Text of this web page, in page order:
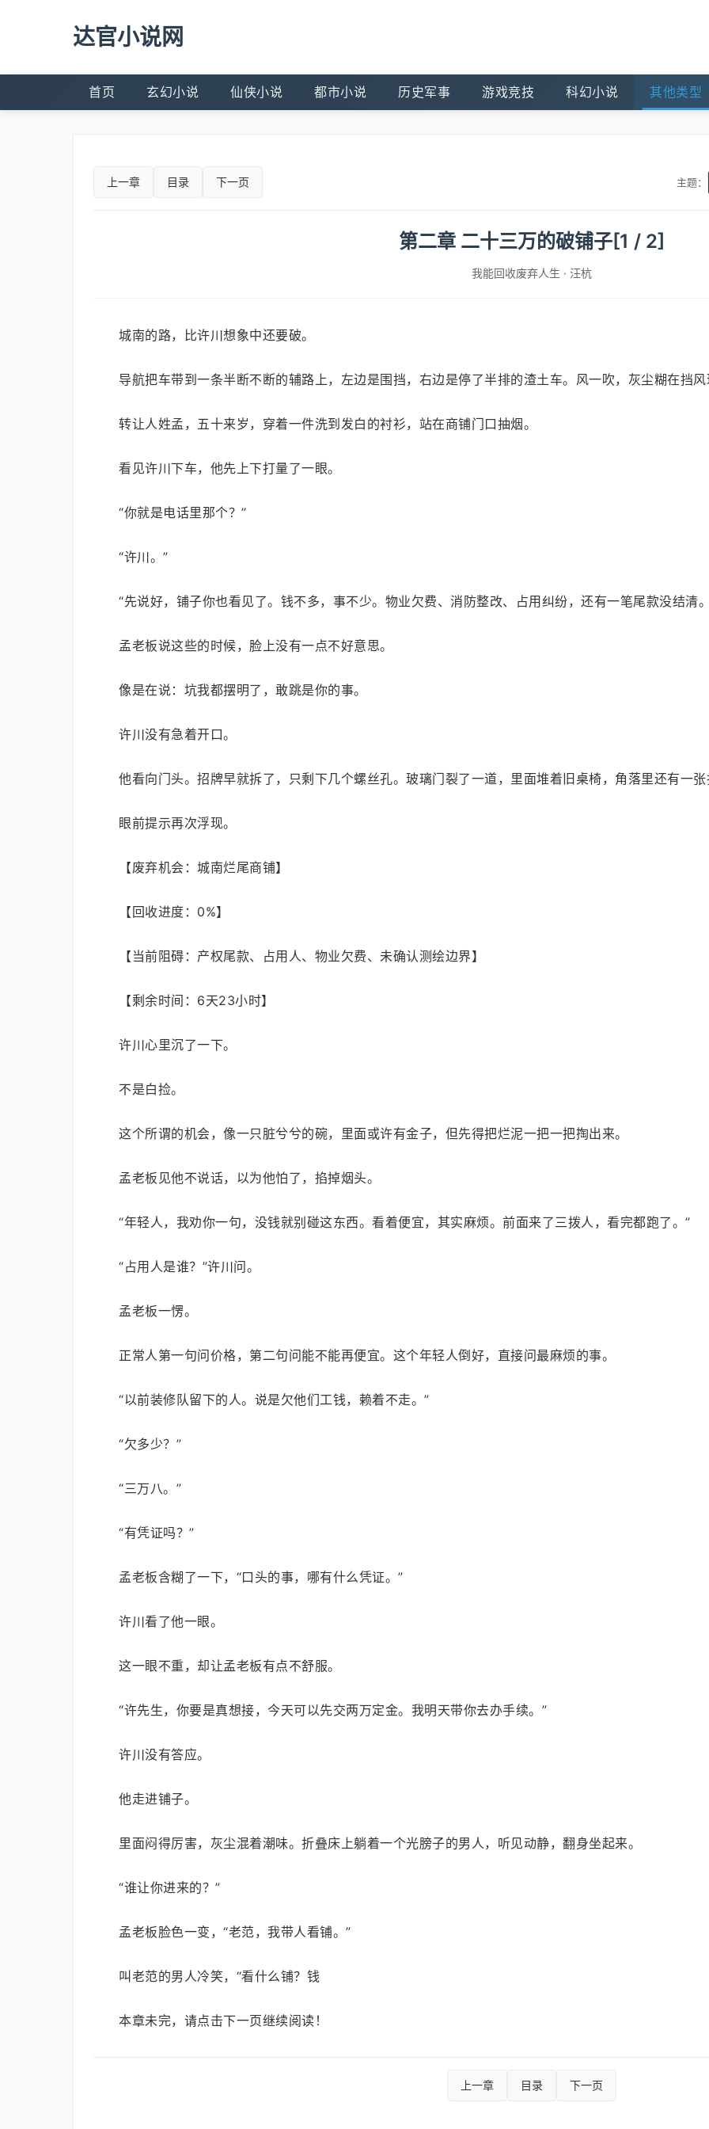
达官小说网
首页 玄幻小说 仙侠小说 都市小说 历史军事 游戏竞技 科幻小说 其他类型
上一章 目录 下一页 主题：
第二章 二十三万的破铺子[1 / 2]
我能回收废弃人生 · 汪杭
城南的路，比许川想象中还要破。
导航把车带到一条半断不断的辅路上，左边是围挡，右边是停了半排的渣土车。风一吹，灰尘糊在挡
转让人姓孟，五十来岁，穿着一件洗到发白的衬衫，站在商铺门口抽烟。
看见许川下车，他先上下打量了一眼。
“你就是电话里那个？”
“许川。”
“先说好，铺子你也看见了。钱不多，事不少。物业欠费、消防整改、占用纠纷，还有一笔尾款没结清
孟老板说这些的时候，脸上没有一点不好意思。
像是在说：坑我都摆明了，敢跳是你的事。
许川没有急着开口。
他看向门头。招牌早就拆了，只剩下几个螺丝孔。玻璃门裂了一道，里面堆着旧桌椅，角落里还有一
眼前提示再次浮现。
【废弃机会：城南烂尾商铺】
【回收进度：0%】
【当前阻碍：产权尾款、占用人、物业欠费、未确认测绘边界】
【剩余时间：6天23小时】
许川心里沉了一下。
不是白捡。
这个所谓的机会，像一只脏兮兮的碗，里面或许有金子，但先得把烂泥一把一把掏出来。
孟老板见他不说话，以为他怕了，掐掉烟头。
“年轻人，我劝你一句，没钱就别碰这东西。看着便宜，其实麻烦。前面来了三拨人，看完都跑了。”
“占用人是谁？”许川问。
孟老板一愣。
正常人第一句问价格，第二句问能不能再便宜。这个年轻人倒好，直接问最麻烦的事。
“以前装修队留下的人。说是欠他们工钱，赖着不走。”
“欠多少？”
“三万八。”
“有凭证吗？”
孟老板含糊了一下，“口头的事，哪有什么凭证。”
许川看了他一眼。
这一眼不重，却让孟老板有点不舒服。
“许先生，你要是真想接，今天可以先交两万定金。我明天带你去办手续。”
许川没有答应。
他走进铺子。
里面闷得厉害，灰尘混着潮味。折叠床上躺着一个光膀子的男人，听见动静，翻身坐起来。
“谁让你进来的？”
孟老板脸色一变，“老范，我带人看铺。”
叫老范的男人冷笑，“看什么铺？钱
本章未完，请点击下一页继续阅读！
上一章 目录 下一页